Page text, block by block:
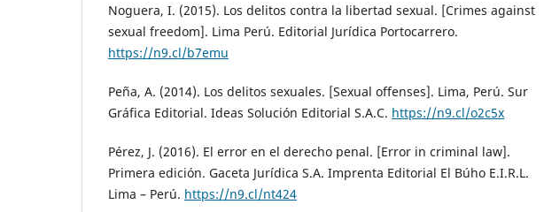
Noguera, I. (2015). Los delitos contra la libertad sexual. [Crimes against
sexual freedom]. Lima Perú. Editorial Jurídica Portocarrero.
https://n9.cl/b7emu
Peña, A. (2014). Los delitos sexuales. [Sexual offenses]. Lima, Perú. Sur
Gráfica Editorial. Ideas Solución Editorial S.A.C. https://n9.cl/o2c5x
Pérez, J. (2016). El error en el derecho penal. [Error in criminal law].
Primera edición. Gaceta Jurídica S.A. Imprenta Editorial El Búho E.I.R.L.
Lima – Perú. https://n9.cl/nt424